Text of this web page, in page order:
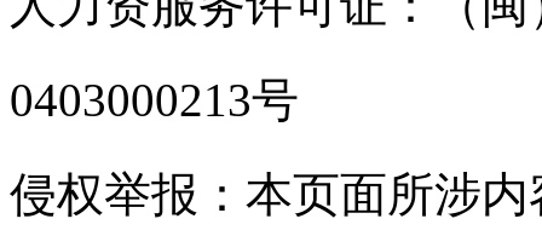
0403000213号
侵权举报：本页面所涉